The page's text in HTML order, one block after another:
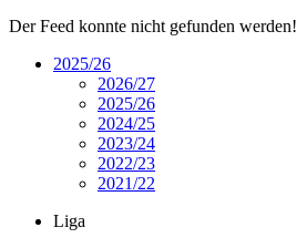
Der Feed konnte nicht gefunden werden!
2025/26
2026/27
2025/26
2024/25
2023/24
2022/23
2021/22
Liga